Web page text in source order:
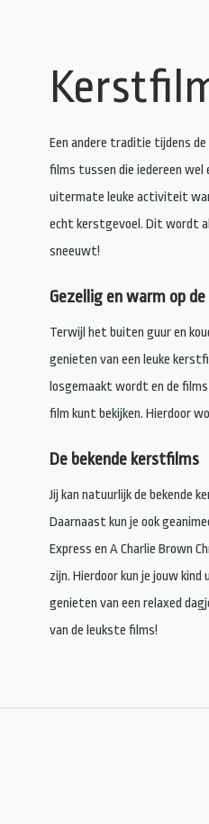
Een andere traditie tijdens
films tussen die iedereen wel
uitermate leuke activiteit
echt kerstgevoel. Dit wordt
sneeuwt!
Gezellig en warm op de
Terwijl het buiten guur en
genieten van een leuke
losgemaakt wordt en de
film kunt bekijken. Hierdoor
De bekende kerstfilms
Jij kan natuurlijk de bekende
Daarnaast kun je ook
Express en A Charlie Brown
zijn. Hierdoor kun je jouw
genieten van een relaxed
van de leukste films!